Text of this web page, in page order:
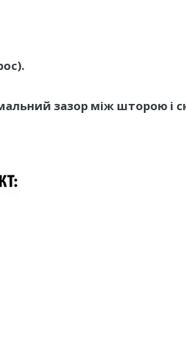
зазор між шторою і